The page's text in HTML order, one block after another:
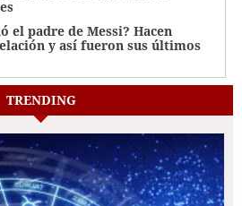
el padre de Messi? Hacen
y así fueron sus últimos
TRENDING